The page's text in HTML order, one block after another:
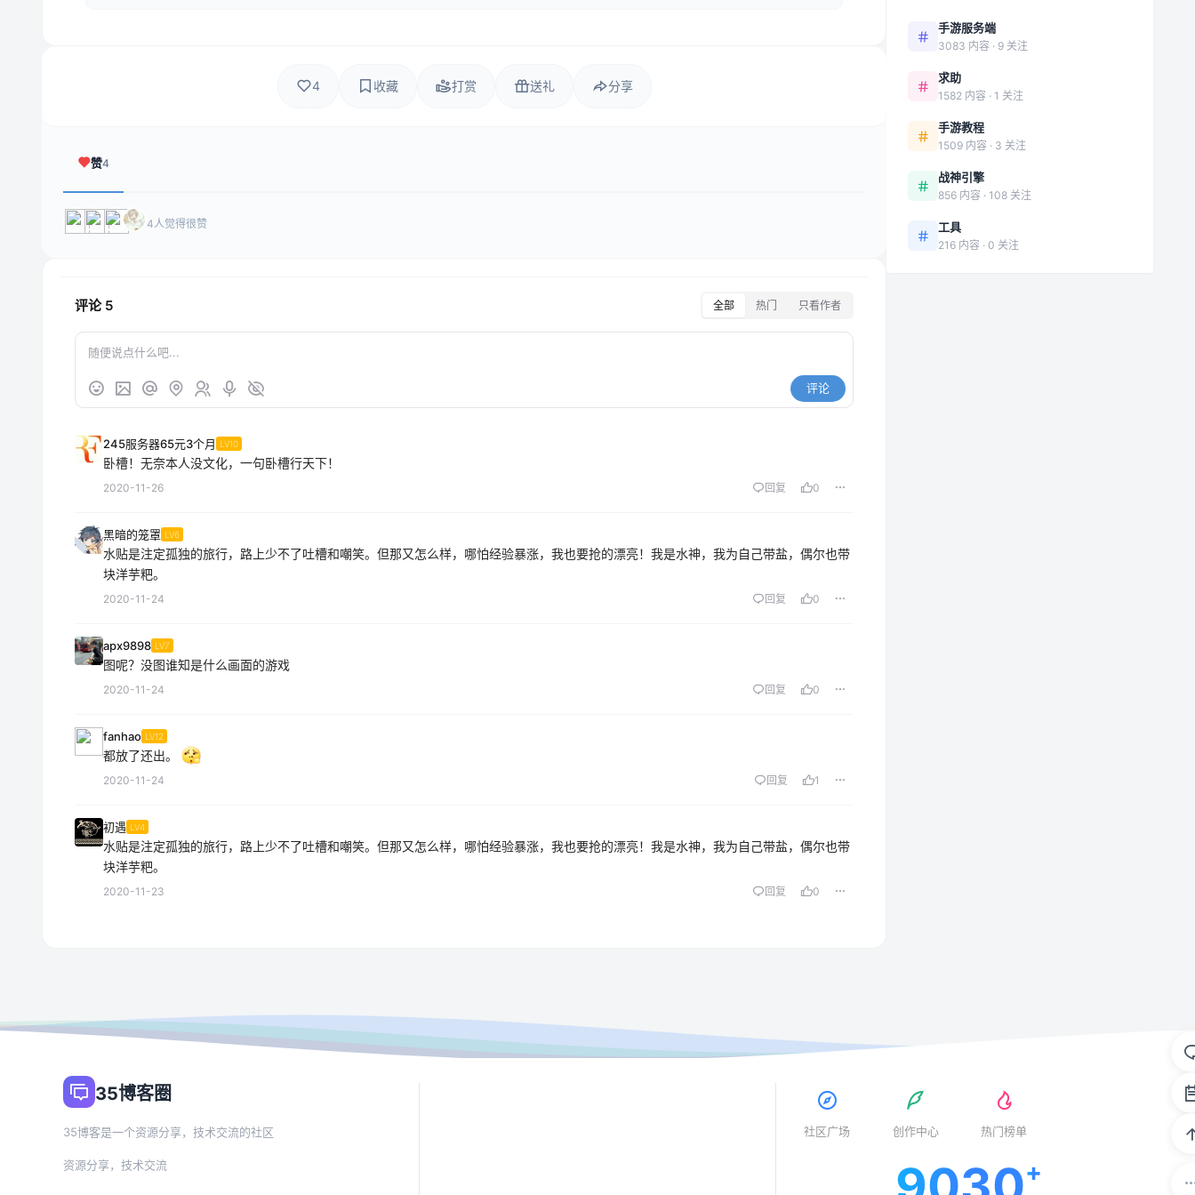
4 收藏 打赏 送礼 分享
赞4
4人觉得很赞
评论 5 全部 热门 只看作者
评论
245服务器65元3个月 LV10
卧槽！无奈本人没文化，一句卧槽行天下！
2020-11-26 回复 0
黑暗的笼罩 LV6
水贴是注定孤独的旅行，路上少不了吐槽和嘲笑。但那又怎么样，哪怕经验暴涨，我也要抢的漂亮！我是水神，我为自己带盐，偶尔也带
块洋芋粑。
2020-11-24 回复 0
apx9898 LV7
图呢？没图谁知是什么画面的游戏
2020-11-24 回复 0
fanhao LV12
都放了还出。
2020-11-24 回复 1
初遇 LV4
水贴是注定孤独的旅行，路上少不了吐槽和嘲笑。但那又怎么样，哪怕经验暴涨，我也要抢的漂亮！我是水神，我为自己带盐，偶尔也带
块洋芋粑。
2020-11-23 回复 0
手游服务端
3083 内容 · 9 关注
求助
1582 内容 · 1 关注
手游教程
1509 内容 · 3 关注
战神引擎
856 内容 · 108 关注
工具
216 内容 · 0 关注
35博客圈
35博客是一个资源分享，技术交流的社区
资源分享，技术交流
社区广场 创作中心 热门榜单